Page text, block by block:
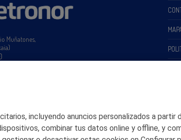
Muñatones,
incluyendo anuncios personalizados a
combinar tus datos online y offline, y